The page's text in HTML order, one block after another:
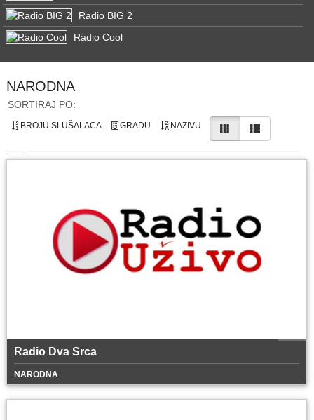
Radio BIG 2
Radio Cool
NARODNA
SORTIRAJ PO:
BROJU SLUŠALACA GRADU NAZIVU
Radio Dva Srca
NARODNA